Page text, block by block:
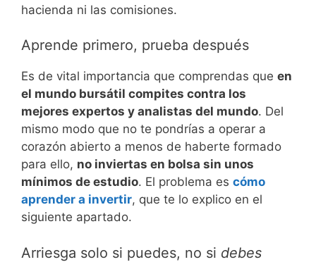
hacienda ni las comisiones.
Aprende primero, prueba después
Es de vital importancia que comprendas que en
el mundo bursátil compites contra los
mejores expertos y analistas del mundo. Del
mismo modo que no te pondrías a operar a
corazón abierto a menos de haberte formado
para ello, no inviertas en bolsa sin unos
mínimos de estudio. El problema es cómo
aprender a invertir, que te lo explico en el
siguiente apartado.
Arriesga solo si puedes, no si debes